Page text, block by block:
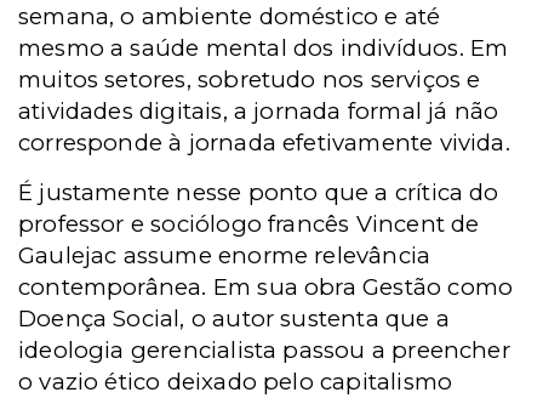
semana, o ambiente doméstico e até
mesmo a saúde mental dos indivíduos. Em
muitos setores, sobretudo nos serviços e
atividades digitais, a jornada formal já não
corresponde à jornada efetivamente vivida.
É justamente nesse ponto que a crítica do
professor e sociólogo francês Vincent de
Gaulejac assume enorme relevância
contemporânea. Em sua obra Gestão como
Doença Social, o autor sustenta que a
ideologia gerencialista passou a preencher
o vazio ético deixado pelo capitalismo